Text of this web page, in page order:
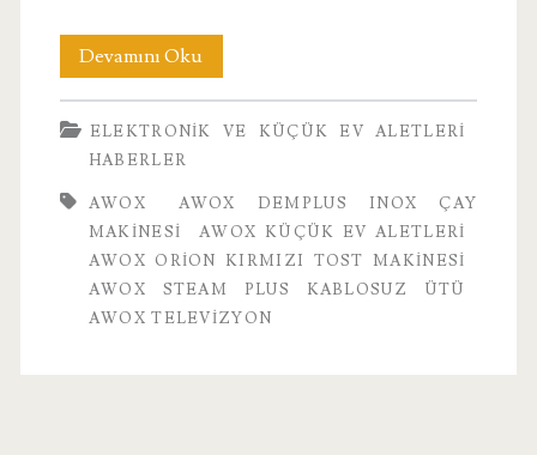
Devamını OkuAwox
Elektronik
ve
Ev
Aletleri
ELEKTRONIK VE KÜÇÜK EV ALETLERI
HABERLER
AWOX
AWOX DEMPLUS INOX ÇAY
MAKINESI
AWOX KÜÇÜK EV ALETLERI
AWOX ORION KIRMIZI TOST MAKINESI
AWOX STEAM PLUS KABLOSUZ ÜTÜ
AWOX TELEVIZYON